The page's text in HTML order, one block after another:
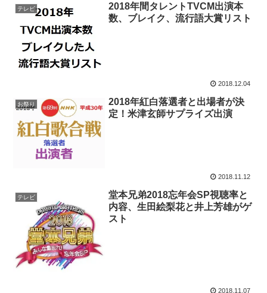
テレビ
2018年間タレントTVCM出演本
数、ブレイク、流行語大賞リスト
2018.12.04
お祭り
2018年紅白落選者と出場者が決
定！米津玄師サプライズ出演
2018.11.12
テレビ
堂本兄弟2018忘年会SP視聴率と
内容、生田絵梨花と井上芳雄がゲ
スト
2018.11.07